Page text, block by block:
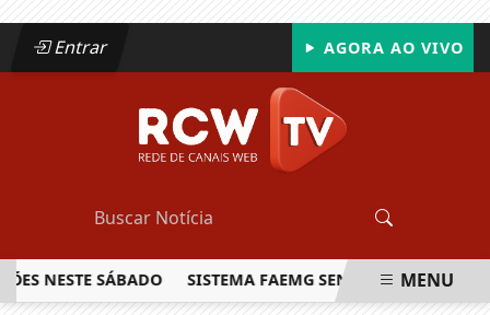
Entrar AGORA AO VIVO
SÁBADO SISTEMA FAEMG SENAR LANÇA OMENU